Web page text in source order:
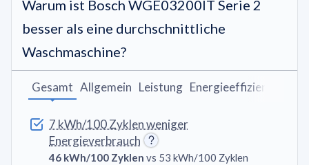
Warum ist Bosch WGE03200IT Serie 2
besser als eine durchschnittliche
Waschmaschine?
7 kWh/100 Zyklen weniger
Energieverbrauch
46 kWh/100 Zyklen vs 53 kWh/100 Zyklen
Gesamt Allgemein Leistung Energieeffizienz